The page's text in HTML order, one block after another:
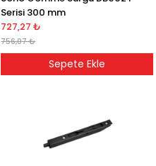
Serisi 300 mm
727,27 ₺
756,07 ₺
Sepete Ekle